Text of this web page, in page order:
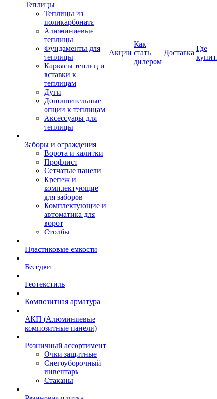
Теплицы
Теплицы из
поликарбоната
Алюминиевые
теплицы
Фундаменты для
теплицы
Каркасы теплиц и
вставки к
теплицам
Дуги
Дополнительные
опции к теплицам
Аксессуары для
теплицы
Заборы и ограждения
Ворота и калитки
Профлист
Сетчатые панели
Крепеж и
комплектующие
для заборов
Комплектующие и
автоматика для
ворот
Столбы
Пластиковые емкости
Беседки
Геотекстиль
Композитная арматура
АКП (Алюминиевые
композитные панели)
Розничный ассортимент
Очки защитные
Снегоуборочный
инвентарь
Стаканы
Акции
Как
стать
дилером
Доставка
Где